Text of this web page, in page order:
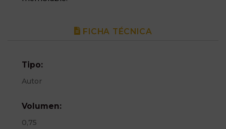
FICHA TÉCNICA
Tipo:
Autor
Volumen:
0,75